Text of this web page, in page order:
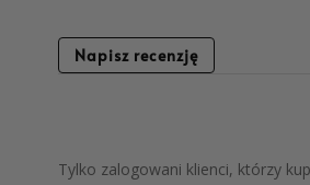
Napisz recenzję
Tylko zalogowani klienci, którzy